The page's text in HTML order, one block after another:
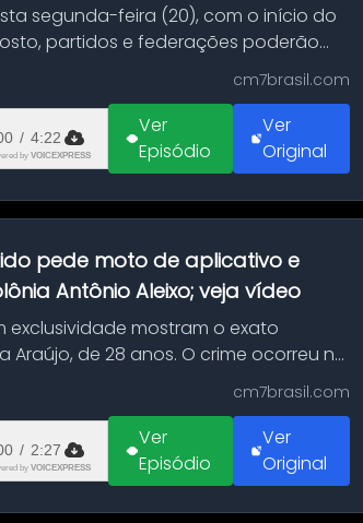
segunda-feira (20), com o início do
partidos e federações poderão
cm7brasil.com
/ 4:22
by VOICEXPRESS
Ver
Episódio
Ver
Original
pede moto de aplicativo e
Antônio Aleixo; veja vídeo
mostram o exato
de 28 anos. O crime ocorreu na
cm7brasil.com
/ 2:27
by VOICEXPRESS
Ver
Episódio
Ver
Original